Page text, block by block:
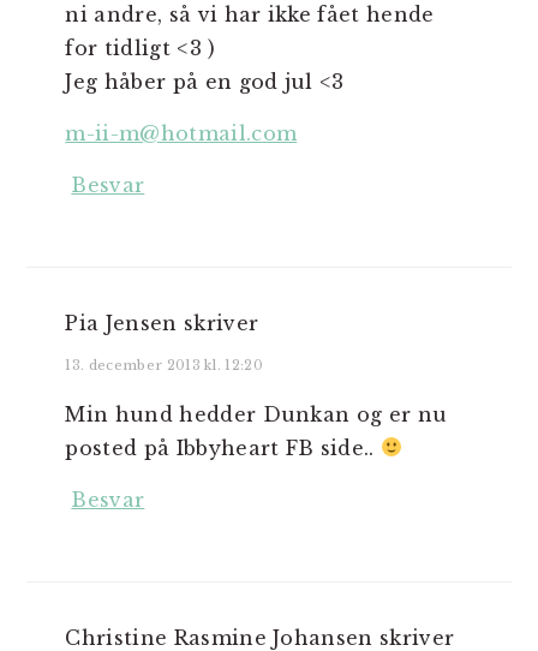
ni andre, så vi har ikke fået hende
for tidligt <3 )
Jeg håber på en god jul <3
m-ii-m@hotmail.com
Besvar
Pia Jensen skriver
13. december 2013 kl. 12:20
Min hund hedder Dunkan og er nu
posted på Ibbyheart FB side..
Besvar
Christine Rasmine Johansen skriver